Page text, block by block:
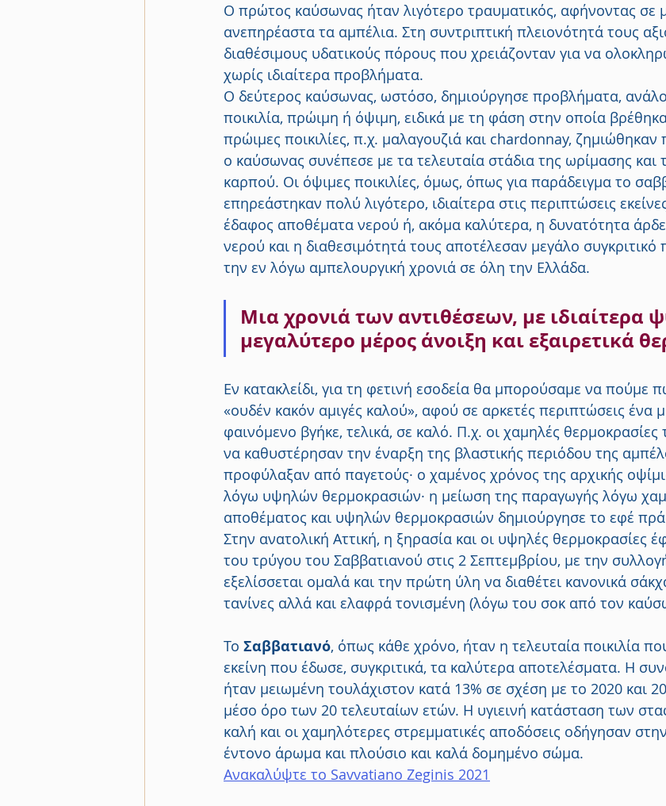
Ο πρώτος καύσωνας ήταν λιγότερο τραυματικός, αφήνοντας σε
ανεπηρέαστα τα αμπέλια. Στη συντριπτική πλειονότητά τους
διαθέσιμους υδατικούς πόρους που χρειάζονταν για να
χωρίς ιδιαίτερα προβλήματα.
Ο δεύτερος καύσωνας, ωστόσο, δημιούργησε προβλήματα,
ποικιλία, πρώιμη ή όψιμη, ειδικά με τη φάση στην οποία
πρώιμες ποικιλίες, π.χ. μαλαγουζιά και chardonnay,
ο καύσωνας συνέπεσε με τα τελευταία στάδια της ωρίμασης και
καρπού. Οι όψιμες ποικιλίες, όμως, όπως για παράδειγμα το
επηρεάστηκαν πολύ λιγότερο, ιδιαίτερα στις περιπτώσεις
έδαφος αποθέματα νερού ή, ακόμα καλύτερα, η δυνατότητα
νερού και η διαθεσιμότητά τους αποτέλεσαν μεγάλο συγκριτικό
την εν λόγω αμπελουργική χρονιά σε όλη την Ελλάδα.
Μια χρονιά των αντιθέσεων, με ιδιαίτερα
μεγαλύτερο μέρος άνοιξη και εξαιρετικά
Εν κατακλείδι, για τη φετινή εσοδεία θα μπορούσαμε να πούμε
«ουδέν κακόν αμιγές καλού», αφού σε αρκετές περιπτώσεις ένα
φαινόμενο βγήκε, τελικά, σε καλό. Π.χ. οι χαμηλές θερμοκρασίες
να καθυστέρησαν την έναρξη της βλαστικής περιόδου της
προφύλαξαν από παγετούς· ο χαμένος χρόνος της αρχικής
λόγω υψηλών θερμοκρασιών· η μείωση της παραγωγής λόγω
αποθέματος και υψηλών θερμοκρασιών δημιούργησε το εφέ
Στην ανατολική Αττική, η ξηρασία και οι υψηλές θερμοκρασίες
του τρύγου του Σαββατιανού στις 2 Σεπτεμβρίου, με την
εξελίσσεται ομαλά και την πρώτη ύλη να διαθέτει κανονικά
τανίνες αλλά και ελαφρά τονισμένη (λόγω του σοκ από τον
Το Σαββατιανό, όπως κάθε χρόνο, ήταν η τελευταία ποικιλία
εκείνη που έδωσε, συγκριτικά, τα καλύτερα αποτελέσματα. Η
ήταν μειωμένη τουλάχιστον κατά 13% σε σχέση με το 2020 και
μέσο όρο των 20 τελευταίων ετών. Η υγιεινή κατάσταση των
καλή και οι χαμηλότερες στρεμματικές αποδόσεις οδήγησαν
έντονο άρωμα και πλούσιο και καλά δομημένο σώμα.
Ανακαλύψτε το Savvatiano Zeginis 2021